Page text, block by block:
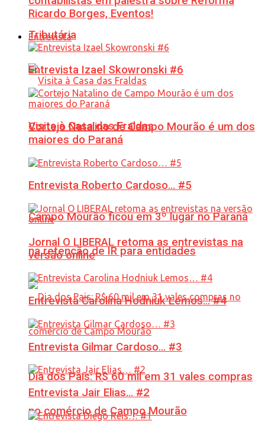
Tributária
Visita à Casa das Fraldas
Campo Mourão ficou em 3º lugar no Paraná
na retenção de IR para entidades
Dia dos Pais: R$ 60 mil em 31 vales compras
no comércio de Campo Mourão
Ricardo Borges, Eventos!
Entrevista
Entrevista Izael Skowronski #6
Cortejo Natalino de Campo Mourão é um dos
maiores do Paraná
Entrevista Roberto Cardoso… #5
Jornal O LIBERAL retoma as entrevistas na
versão online
Entrevista Carolina Hodniuk Lemos… #4
Entrevista Gilmar Cardoso… #3
Entrevista Jair Elias… #2